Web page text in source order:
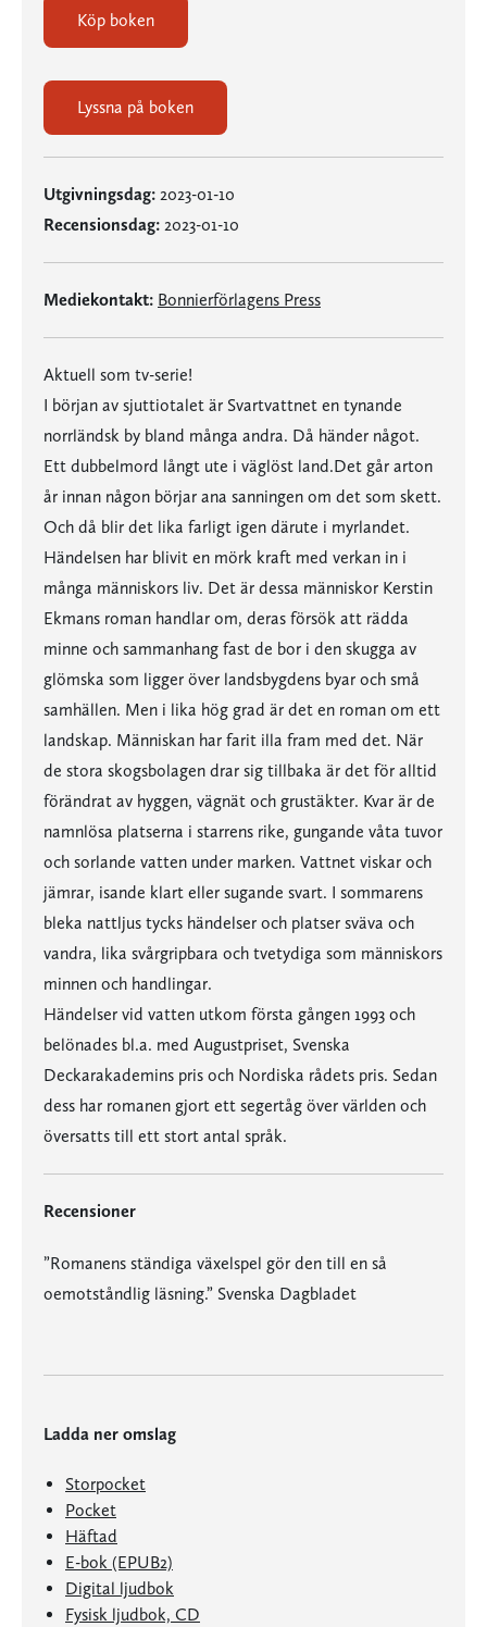
Köp boken
Lyssna på boken
Utgivningsdag: 2023-01-10
Recensionsdag: 2023-01-10
Mediekontakt: Bonnierförlagens Press
Aktuell som tv-serie!
I början av sjuttiotalet är Svartvattnet en tynande
norrländsk by bland många andra. Då händer något.
Ett dubbelmord långt ute i väglöst land.Det går arton
år innan någon börjar ana sanningen om det som skett.
Och då blir det lika farligt igen därute i myrlandet.
Händelsen har blivit en mörk kraft med verkan in i
många människors liv. Det är dessa människor Kerstin
Ekmans roman handlar om, deras försök att rädda
minne och sammanhang fast de bor i den skugga av
glömska som ligger över landsbygdens byar och små
samhällen. Men i lika hög grad är det en roman om ett
landskap. Människan har farit illa fram med det. När
de stora skogsbolagen drar sig tillbaka är det för alltid
förändrat av hyggen, vägnät och grustäkter. Kvar är de
namnlösa platserna i starrens rike, gungande våta tuvor
och sorlande vatten under marken. Vattnet viskar och
jämrar, isande klart eller sugande svart. I sommarens
bleka nattljus tycks händelser och platser sväva och
vandra, lika svårgripbara och tvetydiga som människors
minnen och handlingar.
Händelser vid vatten utkom första gången 1993 och
belönades bl.a. med Augustpriset, Svenska
Deckarakademins pris och Nordiska rådets pris. Sedan
dess har romanen gjort ett segertåg över världen och
översatts till ett stort antal språk.
Recensioner
”Romanens ständiga växelspel gör den till en så
oemotståndlig läsning.” Svenska Dagbladet
Ladda ner omslag
Storpocket
Pocket
Häftad
E-bok (EPUB2)
Digital ljudbok
Fysisk ljudbok, CD